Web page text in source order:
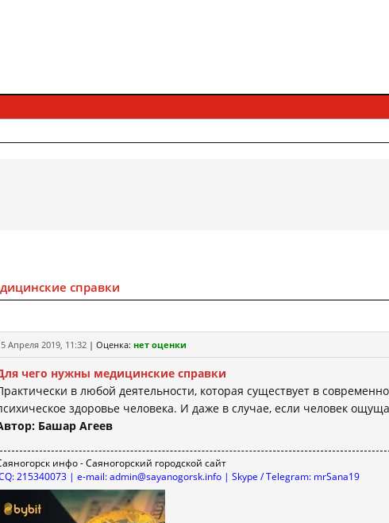
справки
Апреля 2019, 11:32 | Оценка: нет оценки
чего нужны медицинские справки
в любой деятельности, которая существует в
здоровье человека. И даже в случае, если человек
Башар Агеев
инфо - Саяногорский городской сайт
215340073 | e-mail: admin@sayanogorsk.info | Skype / Telegram: mrSana19